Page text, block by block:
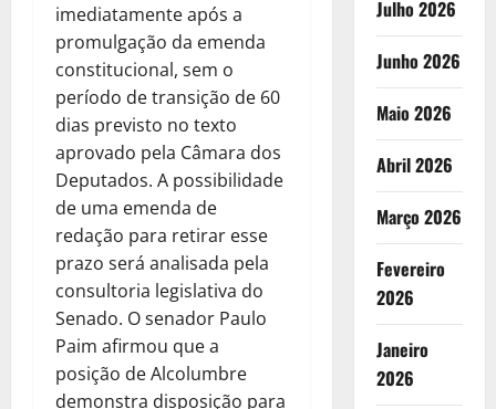
imediatamente após a
promulgação da emenda
constitucional, sem o
período de transição de 60
dias previsto no texto
aprovado pela Câmara dos
Deputados. A possibilidade
de uma emenda de
redação para retirar esse
prazo será analisada pela
consultoria legislativa do
Senado. O senador Paulo
Paim afirmou que a
posição de Alcolumbre
demonstra disposição para
Julho 2026
Junho 2026
Maio 2026
Abril 2026
Março 2026
Fevereiro
2026
Janeiro
2026